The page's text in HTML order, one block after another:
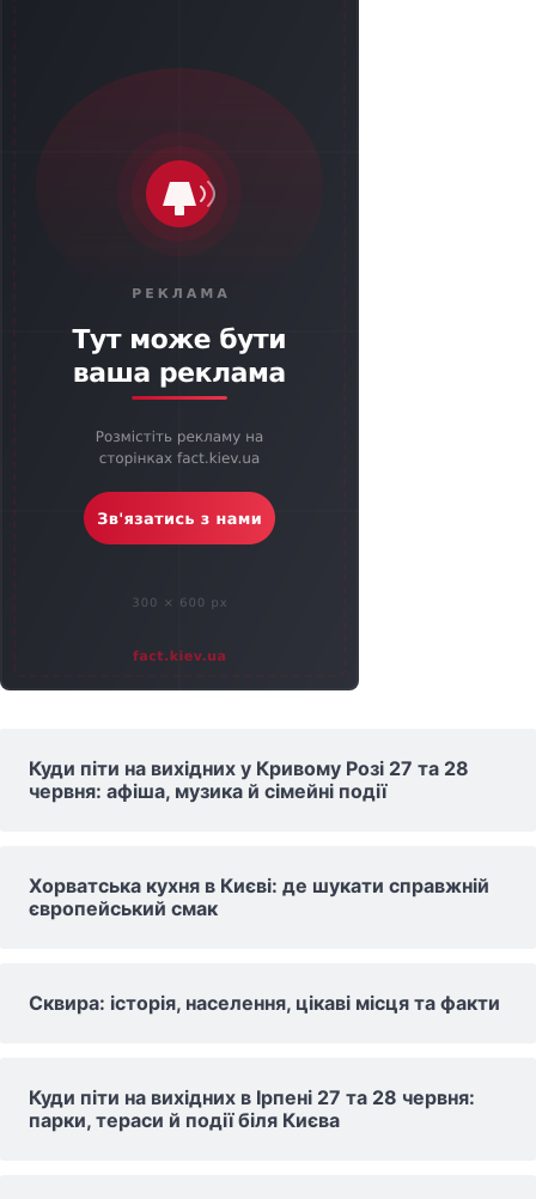
Куди піти на вихідних у Кривому Розі 27 та 28
червня: афіша, музика й сімейні події
Хорватська кухня в Києві: де шукати справжній
європейський смак
Сквира: історія, населення, цікаві місця та факти
Куди піти на вихідних в Ірпені 27 та 28 червня:
парки, тераси й події біля Києва